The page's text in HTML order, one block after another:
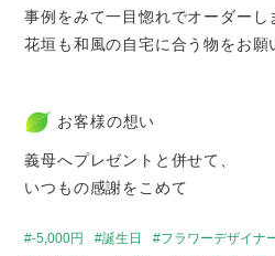
事例をみて一目惚れでオーダーし
花垣も和風の自宅に合う物をお願
お客様の想い
義母へプレゼントと併せて、
いつもの感謝をこめて
-5,000円 誕生日 フラワーデザイナ